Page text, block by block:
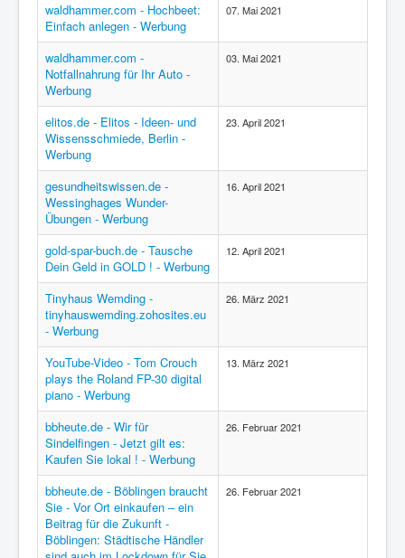
waldhammer.com - Hochbeet:
Einfach anlegen - Werbung
07. Mai 2021
waldhammer.com -
Notfallnahrung für Ihr Auto -
Werbung
03. Mai 2021
elitos.de - Elitos - Ideen- und
Wissensschmiede, Berlin -
Werbung
23. April 2021
gesundheitswissen.de -
Wessinghages Wunder-
Übungen - Werbung
16. April 2021
gold-spar-buch.de - Tausche
Dein Geld in GOLD ! - Werbung
12. April 2021
Tinyhaus Wemding -
tinyhauswemding.zohosites.eu
- Werbung
26. März 2021
YouTube-Video - Tom Crouch
plays the Roland FP-30 digital
piano - Werbung
13. März 2021
bbheute.de - Wir für
Sindelfingen - Jetzt gilt es:
Kaufen Sie lokal ! - Werbung
26. Februar 2021
bbheute.de - Böblingen braucht
Sie - Vor Ort einkaufen – ein
Beitrag für die Zukunft -
Böblingen: Städtische Händler
26. Februar 2021